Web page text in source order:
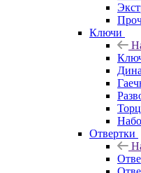
Ключи
Отвертки